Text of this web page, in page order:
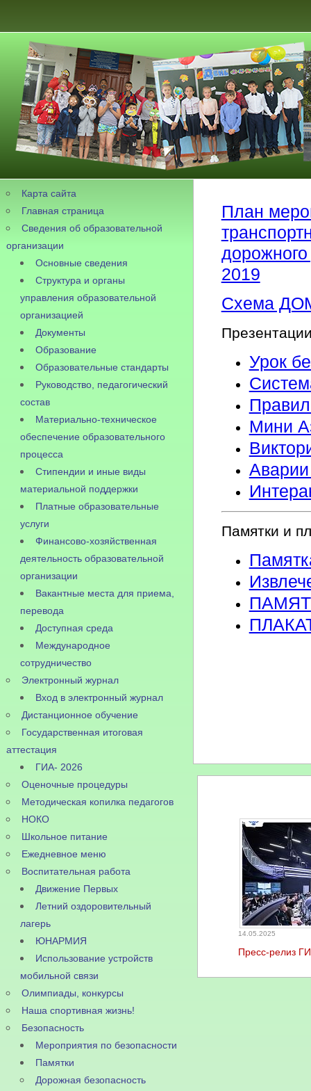
Карта сайта
Главная страница
Сведения об образовательной
организации
Основные сведения
Структура и органы
управления образовательной
организацией
Документы
Образование
Образовательные стандарты
Руководство, педагогический
состав
Материально-техническое
обеспечение образовательного
процесса
Стипендии и иные виды
материальной поддержки
Платные образовательные
услуги
Финансово-хозяйственная
деятельность образовательной
организации
Вакантные места для приема,
перевода
Доступная среда
Международное
сотрудничество
Электронный журнал
Вход в электронный журнал
Дистанционное обучение
Государственная итоговая
аттестация
ГИА- 2026
Оценочные процедуры
Методическая копилка педагогов
НОКО
Школьное питание
Ежедневное меню
Воспитательная работа
Движение Первых
Летний оздоровительный
лагерь
ЮНАРМИЯ
Использование устройств
мобильной связи
Олимпиады, конкурсы
Наша спортивная жизнь!
Безопасность
Мероприятия по безопасности
Памятки
Дорожная безопасность
План
2019
Схема
Урок
Мини
Аварии
Памятки и
14.05.2025
Пресс-релиз